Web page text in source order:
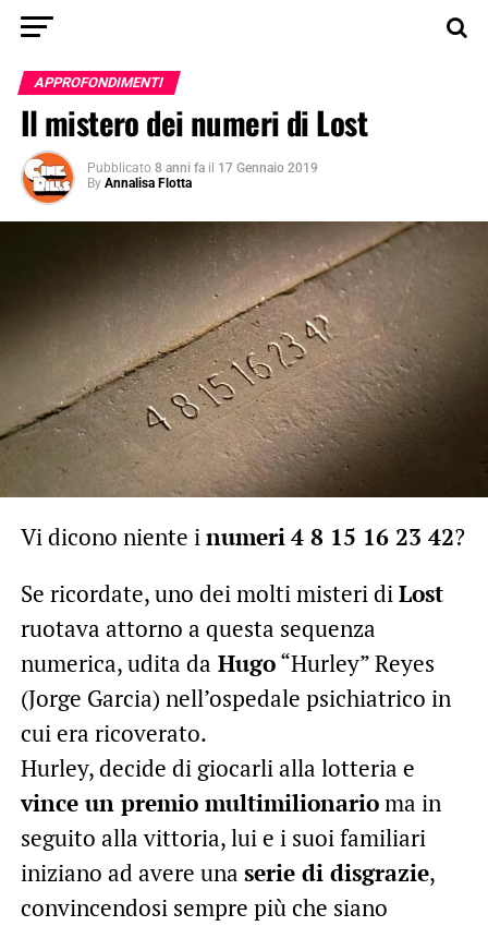
APPROFONDIMENTI
Il mistero dei numeri di Lost
Pubblicato 8 anni fa il 17 Gennaio 2019
By Annalisa Flotta
Vi dicono niente inumeri4 8 15 16 23 42?
Se ricordate, uno dei molti misteri diLost
ruotava attorno a questa sequenza
numerica, udita da Hugo“Hurley” Reyes
(Jorge Garcia) nell’ospedale psichiatrico in
cui era ricoverato.
Hurley, decide di giocarli alla lotteria e
vince un premio multimilionarioma in
seguito alla vittoria, lui e i suoi familiari
iniziano ad avere una serie di disgrazie,
convincendosi sempre più che siano